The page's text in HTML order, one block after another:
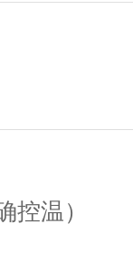
控温）